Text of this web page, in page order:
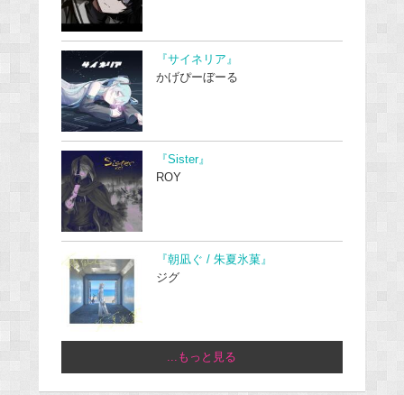
『サイネリア』
かげぴーぼーる
『Sister』
ROY
『朝凪ぐ / 朱夏氷菓』
ジグ
...もっと見る